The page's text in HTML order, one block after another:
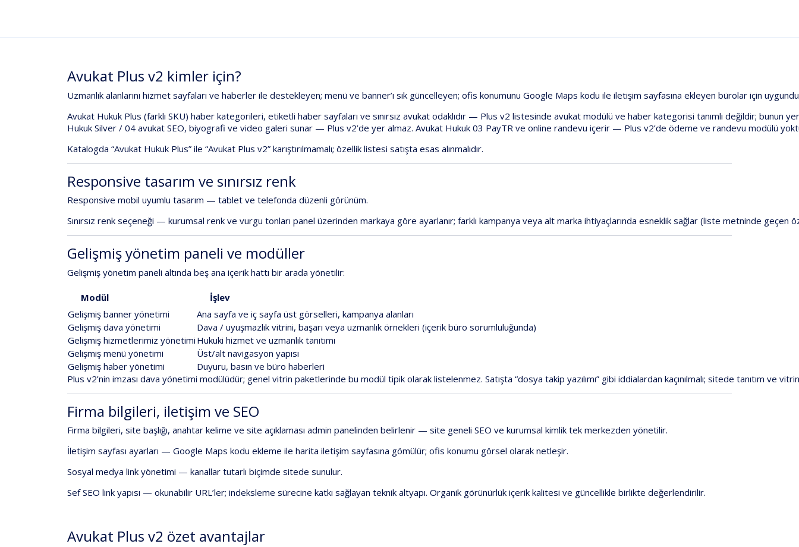
Avukat Plus v2 kimler için?
Uzmanlık alanlarını hizmet sayfaları ve haberler ile destekleyen; menü ve banner’ı sık güncelleyen; ofis konumunu Google Maps kodu ile iletişim sayfasına ekleyen bürolar için
Avukat Hukuk Plus (farklı SKU) haber kategorileri, etiketli haber sayfaları ve sınırsız avukat odaklıdır — Plus v2 listesinde avukat modülü ve haber kategorisi tanımlı değildir; bunun
Hukuk Silver / 04 avukat SEO, biyografi ve video galeri sunar — Plus v2’de yer almaz. Avukat Hukuk 03 PayTR ve online randevu içerir — Plus v2’de ödeme ve randevu modülü
Katalogda “Avukat Hukuk Plus” ile “Avukat Plus v2” karıştırılmamalı; özellik listesi satışta esas alınmalıdır.
Responsive tasarım ve sınırsız renk
Responsive mobil uyumlu tasarım — tablet ve telefonda düzenli görünüm.
Sınırsız renk seçeneği — kurumsal renk ve vurgu tonları panel üzerinden markaya göre ayarlanır; farklı kampanya veya alt marka ihtiyaçlarında esneklik sağlar (liste metninde geçen
Gelişmişyönetim paneli ve modüller
Gelişmiş yönetim paneli altında beş ana içerik hattı bir arada yönetilir:
Modül
İşlev
Gelişmiş banner yönetimi Ana sayfa ve iç sayfa üst görselleri, kampanya alanları
Gelişmiş dava yönetimi Dava / uyuşmazlık vitrini, başarı veya uzmanlık örnekleri (içerik büro sorumluluğunda)
Gelişmiş hizmetlerimiz yönetimi Hukuki hizmet ve uzmanlık tanıtımı
Gelişmiş menü yönetimi Üst/alt navigasyon yapısı
Gelişmiş haber yönetimi Duyuru, basın ve büro haberleri
Plus v2’nin imzası dava yönetimi modülüdür; genel vitrin paketlerinde bu modül tipik olarak listelenmez. Satışta “dosya takip yazılımı” gibi iddialardan kaçınılmalı; sitede tanıtım ve
Firma bilgileri, iletişim ve SEO
Firma bilgileri, site başlığı, anahtar kelime ve site açıklaması admin panelinden belirlenir — site geneli SEO ve kurumsal kimlik tek merkezden yönetilir.
İletişim sayfası ayarları — Google Maps kodu ekleme ile harita iletişim sayfasına gömülür; ofis konumu görsel olarak netleşir.
Sosyal medya link yönetimi — kanallar tutarlı biçimde sitede sunulur.
Sef SEO link yapısı — okunabilir URL’ler; indeksleme sürecine katkı sağlayan teknik altyapı. Organik görünürlük içerik kalitesi ve güncellikle birlikte değerlendirilir.
Avukat Plus v2 özet avantajlar